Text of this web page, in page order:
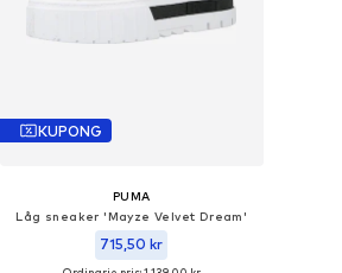
KUPONG
PUMA
Låg sneaker 'Mayze Velvet Dream'
715,50 kr